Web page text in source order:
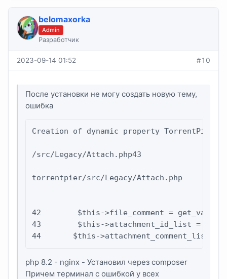
belomaxorka
Admin
Разработчик
2023-09-14 01:52 #10
После установки не могу создать новую тему,
ошибка
Creation of dynamic property
/src/Legacy/Attach.php43
torrentpier/src/Legacy/Attach.php
42        $this->file_comment =
43        $this->attachment_id_list =
44       $this->attachment_comment_list
php 8.2 - nginx - Установил через composer
Причем терминал с ошибкой у всех